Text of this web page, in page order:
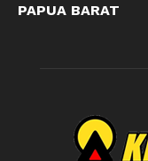
PAPUA BARAT